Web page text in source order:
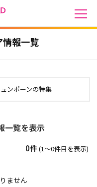
情報一覧
ンポーンの特集
一覧を表示
0件(1〜0件目を表示)
ません